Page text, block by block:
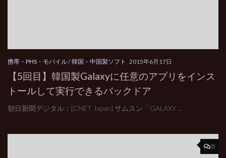
携帯・PHS・モバイル/韓国・中国製ソフト 2015年6月17日
【5回目】韓国製Galaxyに任意のアプリをインス
トールして実行できるバックドア
朝日新聞デジタル：[CNET Japan] サムスン「GALAXY ...
0